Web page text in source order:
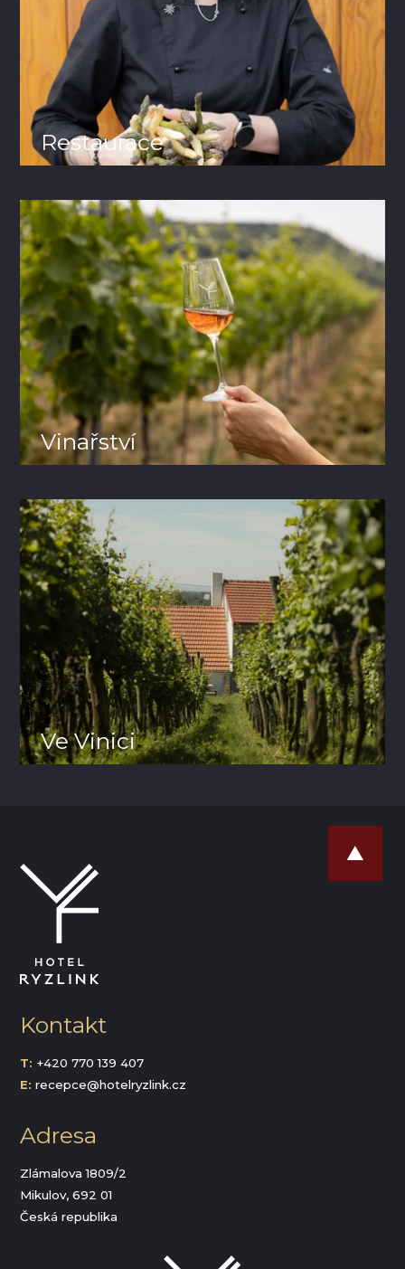
Restaurace
Vinařství
Ve Vinici
Kontakt
T: +420 770 139 407
E: recepce@hotelryzlink.cz
Adresa
Zlámalova 1809/2
Mikulov, 692 01
Česká republika